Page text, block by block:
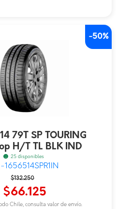
79T SP TOURING
H/T TL BLK IND
25 disponibles
1656514SPR1IN
$132.250
$66.125
Chile, consulta valor de envío.
-50%